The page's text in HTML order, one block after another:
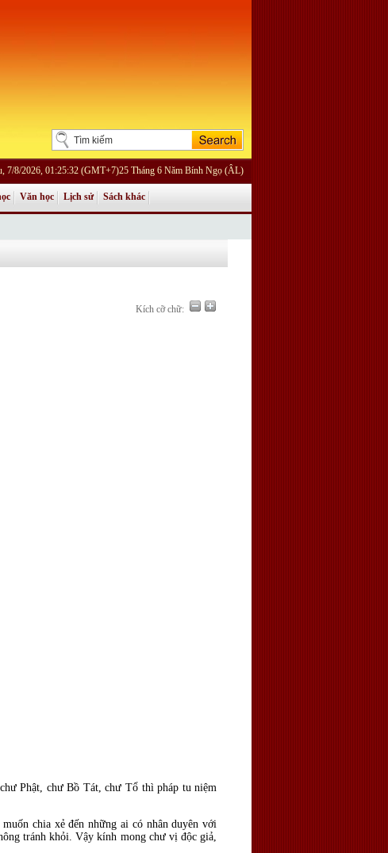
7/8/2026, 01:25:32 (GMT+7)25 Tháng 6 Năm Bính Ngọ (ÂL)
Văn học Lịch sử Sách khác
Kích cỡ chữ:
Phật, chư Bồ Tát, chư Tổ thì pháp tu niệm
chia xẻ đến những ai có nhân duyên với
tránh khỏi. Vậy kính mong chư vị độc giả,